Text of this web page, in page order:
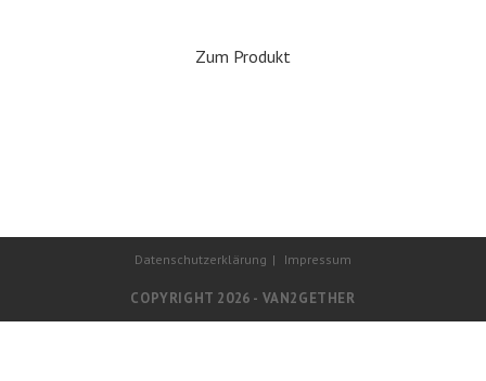
Zum Produkt
Datenschutzerklärung Impressum
COPYRIGHT 2026 - VAN2GETHER